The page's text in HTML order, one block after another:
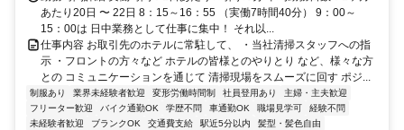
あたり20日 〜 22日 8：15～16：55 （実働7時間40分） 9：00～
15：00は 日中業務として仕事に集中！ それ以...
仕事内容 お取引先のホテルに常駐して、 ・当社清掃スタッフへの指
示 ・フロントの方々など ホテルの皆様とのやりとり など、様々な方
との コミュニケーションを通じて 清掃現場をスムーズに回す ポジ...
制服あり 業界未経験者歓迎 変形労働時間制 社員登用あり
主婦・主夫歓迎
フリーター歓迎
バイク通勤OK 学歴不問 車通勤OK 職場見学可
経験不問
未経験者歓迎
ブランクOK 交通費支給 駅近5分以内 髪型・髪色自由